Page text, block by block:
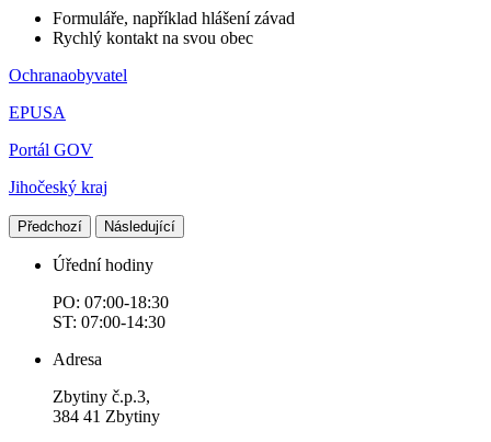
Formuláře, například hlášení závad
Rychlý kontakt na svou obec
Ochranaobyvatel
EPUSA
Portál GOV
Jihočeský kraj
Předchozí Následující
Úřední hodiny
PO: 07:00-18:30
ST: 07:00-14:30
Adresa
Zbytiny č.p.3,
384 41 Zbytiny